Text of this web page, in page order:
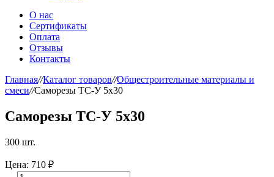
О нас
Сертификаты
Оплата
Отзывы
Контакты
Главная//Каталог товаров//Общестроительные материалы и
смеси//Саморезы ТС-У 5х30
Саморезы ТС-У 5х30
300 шт.
Цена: 710 ₽